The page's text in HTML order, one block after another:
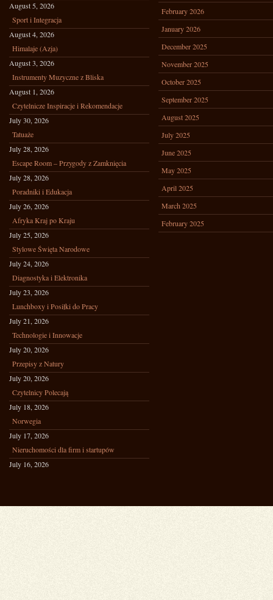
August 5, 2026
Sport i Integracja
August 4, 2026
Himalaje (Azja)
August 3, 2026
Instrumenty Muzyczne z Bliska
August 1, 2026
Czytelnicze Inspiracje i Rekomendacje
July 30, 2026
Tatuaże
July 28, 2026
Escape Room – Przygody z Zamknięcia
July 28, 2026
Poradniki i Edukacja
July 26, 2026
Afryka Kraj po Kraju
July 25, 2026
Stylowe Święta Narodowe
July 24, 2026
Diagnostyka i Elektronika
July 23, 2026
Lunchboxy i Posiłki do Pracy
July 21, 2026
Technologie i Innowacje
July 20, 2026
Przepisy z Natury
July 20, 2026
Czytelnicy Polecają
July 18, 2026
Norwegia
July 17, 2026
Nieruchomości dla firm i startupów
July 16, 2026
February 2026
January 2026
December 2025
November 2025
October 2025
September 2025
August 2025
July 2025
June 2025
May 2025
April 2025
March 2025
February 2025